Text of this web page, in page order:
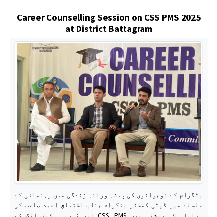
Career Counselling Session on CSS PMS 2025
at District Battagram
بٹگرام کے نوجوانوں کی پیشہ ورانہ زندگی میں رہنمائی کے
سلسلے میں ڈپٹی کمشنر بٹگرام جناب اشتیاق احمد صاحب کی
ہدایات کی روشنی میں CSS, PMS اور کیریئر کونسلنگ کے